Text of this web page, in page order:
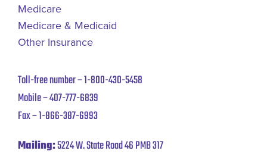
Medicare
Medicare & Medicaid
Other Insurance
Toll-free number –1-800-430-5458
Mobile –407-777-6839
Fax –1-866-387-6993
Mailing:5224 W. State Road 46 PMB 317